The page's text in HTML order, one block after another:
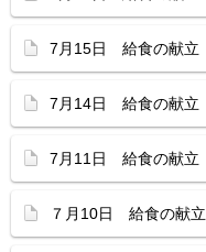
7月15日 給食の献立
7月14日 給食の献立
7月11日 給食の献立
７月10日 給食の献立